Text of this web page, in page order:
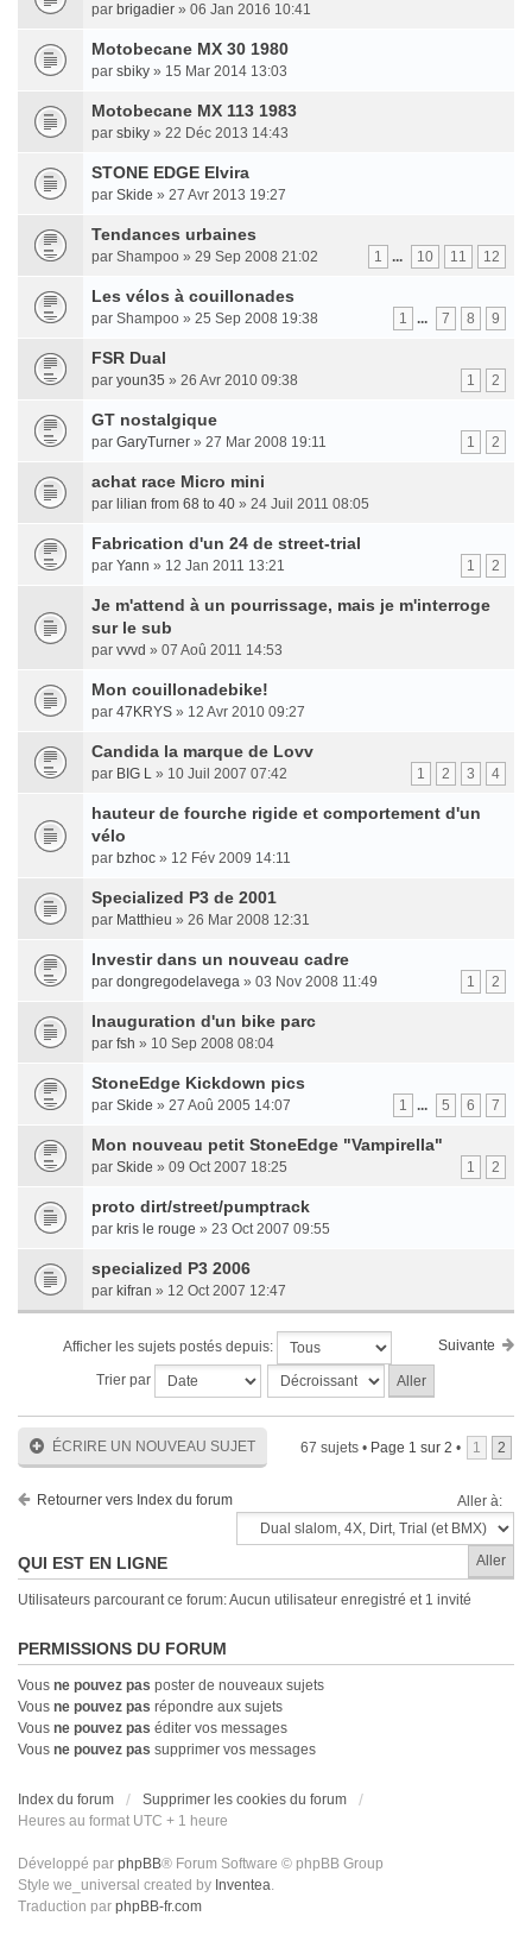
par brigadier » 06 Jan 2016 10:41
Motobecane MX 30 1980
par sbiky » 15 Mar 2014 13:03
Motobecane MX 113 1983
par sbiky » 22 Déc 2013 14:43
STONE EDGE Elvira
par Skide » 27 Avr 2013 19:27
Tendances urbaines
1 ... 10 11 12
par Shampoo » 29 Sep 2008 21:02
Les vélos à couillonades
1 ... 7 8 9
par Shampoo » 25 Sep 2008 19:38
FSR Dual
1 2
par youn35 » 26 Avr 2010 09:38
GT nostalgique
1 2
par GaryTurner » 27 Mar 2008 19:11
achat race Micro mini
par lilian from 68 to 40 » 24 Juil 2011 08:05
Fabrication d'un 24 de street-trial
1 2
par Yann » 12 Jan 2011 13:21
Je m'attend à un pourrissage, mais je m'interroge
sur le sub
par vvvd » 07 Aoû 2011 14:53
Mon couillonadebike!
par 47KRYS » 12 Avr 2010 09:27
Candida la marque de Lovv
1 2 3 4
par BIG L » 10 Juil 2007 07:42
hauteur de fourche rigide et comportement d'un
vélo
par bzhoc » 12 Fév 2009 14:11
Specialized P3 de 2001
par Matthieu » 26 Mar 2008 12:31
Investir dans un nouveau cadre
1 2
par dongregodelavega » 03 Nov 2008 11:49
Inauguration d'un bike parc
par fsh » 10 Sep 2008 08:04
StoneEdge Kickdown pics
1 ... 5 6 7
par Skide » 27 Aoû 2005 14:07
Mon nouveau petit StoneEdge "Vampirella"
1 2
par Skide » 09 Oct 2007 18:25
proto dirt/street/pumptrack
par kris le rouge » 23 Oct 2007 09:55
specialized P3 2006
par kifran » 12 Oct 2007 12:47
Suivante
Afficher les sujets postés depuis:
Trier par
ÉCRIRE UN NOUVEAU SUJET 67 sujets • Page 1 sur 2 • 1 2
Retourner vers Index du forum Aller à:
QUI EST EN LIGNE
Utilisateurs parcourant ce forum: Aucun utilisateur enregistré et 1 invité
PERMISSIONS DU FORUM
Vous ne pouvez pas poster de nouveaux sujets
Vous ne pouvez pas répondre aux sujets
Vous ne pouvez pas éditer vos messages
Vous ne pouvez pas supprimer vos messages
Index du forum
Supprimer les cookies du forum
Heures au format UTC + 1 heure
Développé par phpBB® Forum Software © phpBB Group
Style we_universal created by Inventea.
Traduction par phpBB-fr.com